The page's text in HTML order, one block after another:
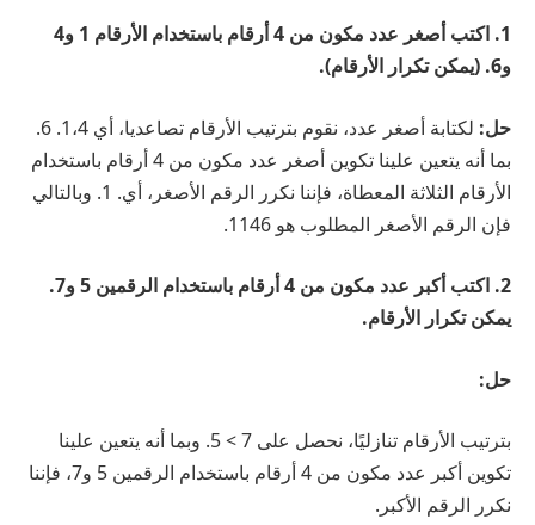
1. اكتب أصغر عدد مكون من 4 أرقام باستخدام الأرقام 1 و4
و6. (يمكن تكرار الأرقام).
حل:
لكتابة أصغر عدد، نقوم بترتيب الأرقام تصاعديا، أي 1،4. 6.
بما أنه يتعين علينا تكوين أصغر عدد مكون من 4 أرقام باستخدام
الأرقام الثلاثة المعطاة، فإننا نكرر الرقم الأصغر، أي. 1. وبالتالي
فإن الرقم الأصغر المطلوب هو 1146.
2. اكتب أكبر عدد مكون من 4 أرقام باستخدام الرقمين 5 و7.
يمكن تكرار الأرقام.
حل:
بترتيب الأرقام تنازليًا، نحصل على 7 > 5. وبما أنه يتعين علينا
تكوين أكبر عدد مكون من 4 أرقام باستخدام الرقمين 5 و7، فإننا
نكرر الرقم الأكبر.